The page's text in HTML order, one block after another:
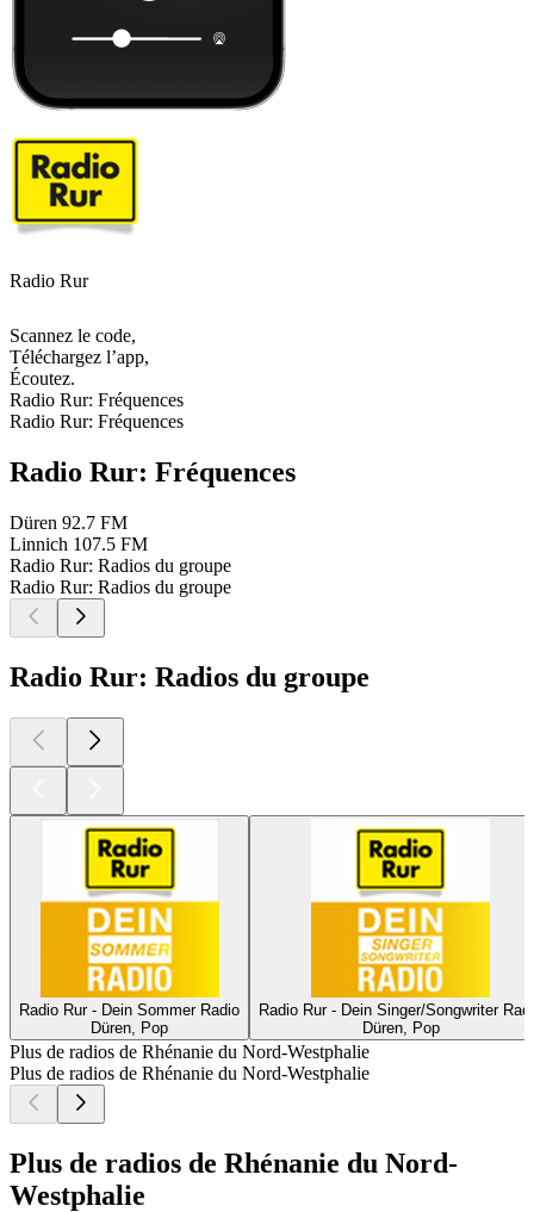
Radio Rur
Scannez le code,
Téléchargez l’app,
Écoutez.
Radio Rur: Fréquences
Radio Rur: Fréquences
Radio Rur: Fréquences
Düren 92.7 FM
Linnich 107.5 FM
Radio Rur: Radios du groupe
Radio Rur: Radios du groupe
Radio Rur: Radios du groupe
Radio Rur - Dein Sommer Radio
Düren, Pop
Radio Rur - Dein Singer/Songwriter
Düren, Pop
Plus de radios de Rhénanie du Nord-Westphalie
Plus de radios de Rhénanie du Nord-Westphalie
Plus de radios de Rhénanie du Nord-
Westphalie